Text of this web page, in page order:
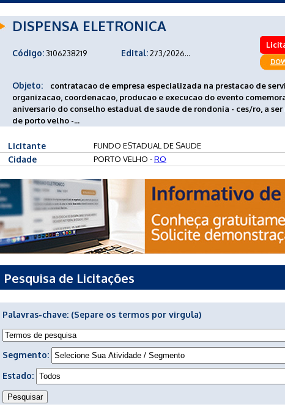
DISPENSA ELETRONICA
Código:3106238219 Edital:273/2026...
Objeto:
contratacao de empresa especializada na prestacao de
organizacao, coordenacao, producao e execucao do evento
aniversario do conselho estadual de saude de rondonia - ces/ro, a
de porto velho -...
Licitante FUNDO ESTADUAL DE SAUDE
Cidade PORTO VELHO -RO
Pesquisa de Licitações
Palavras-chave: (Separe os termos por virgula)
Segmento:
Estado: